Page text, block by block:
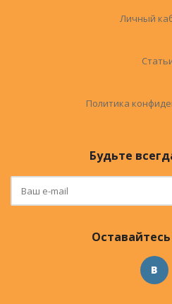
Личный
Политика
Будьте